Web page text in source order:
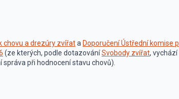
chovu a drezúry zvířata Doporučení Ústřední komise
(ze kterých, podle dotazováníSvobody zvířat, vychází
při hodnocení stavu chovů).